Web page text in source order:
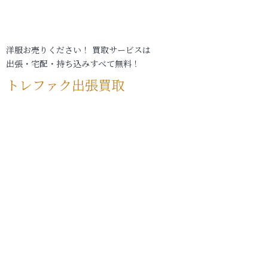
洋服お売りください！ 買取サービスは
出張・宅配・持ち込みすべて無料！
トレファク出張買取